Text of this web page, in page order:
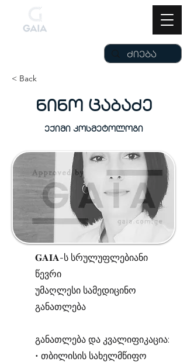
< Back
ნინო ცაბაძე
ექიმი კოსმეტოლოგი
𝐆𝐀𝐈𝐀-ს სრულუფლებიანი
წევრი
უმაღლესი სამედიცინო
განათლება
განათლება და კვალიფიკაცია:
• თბილისის სახელმწიფო